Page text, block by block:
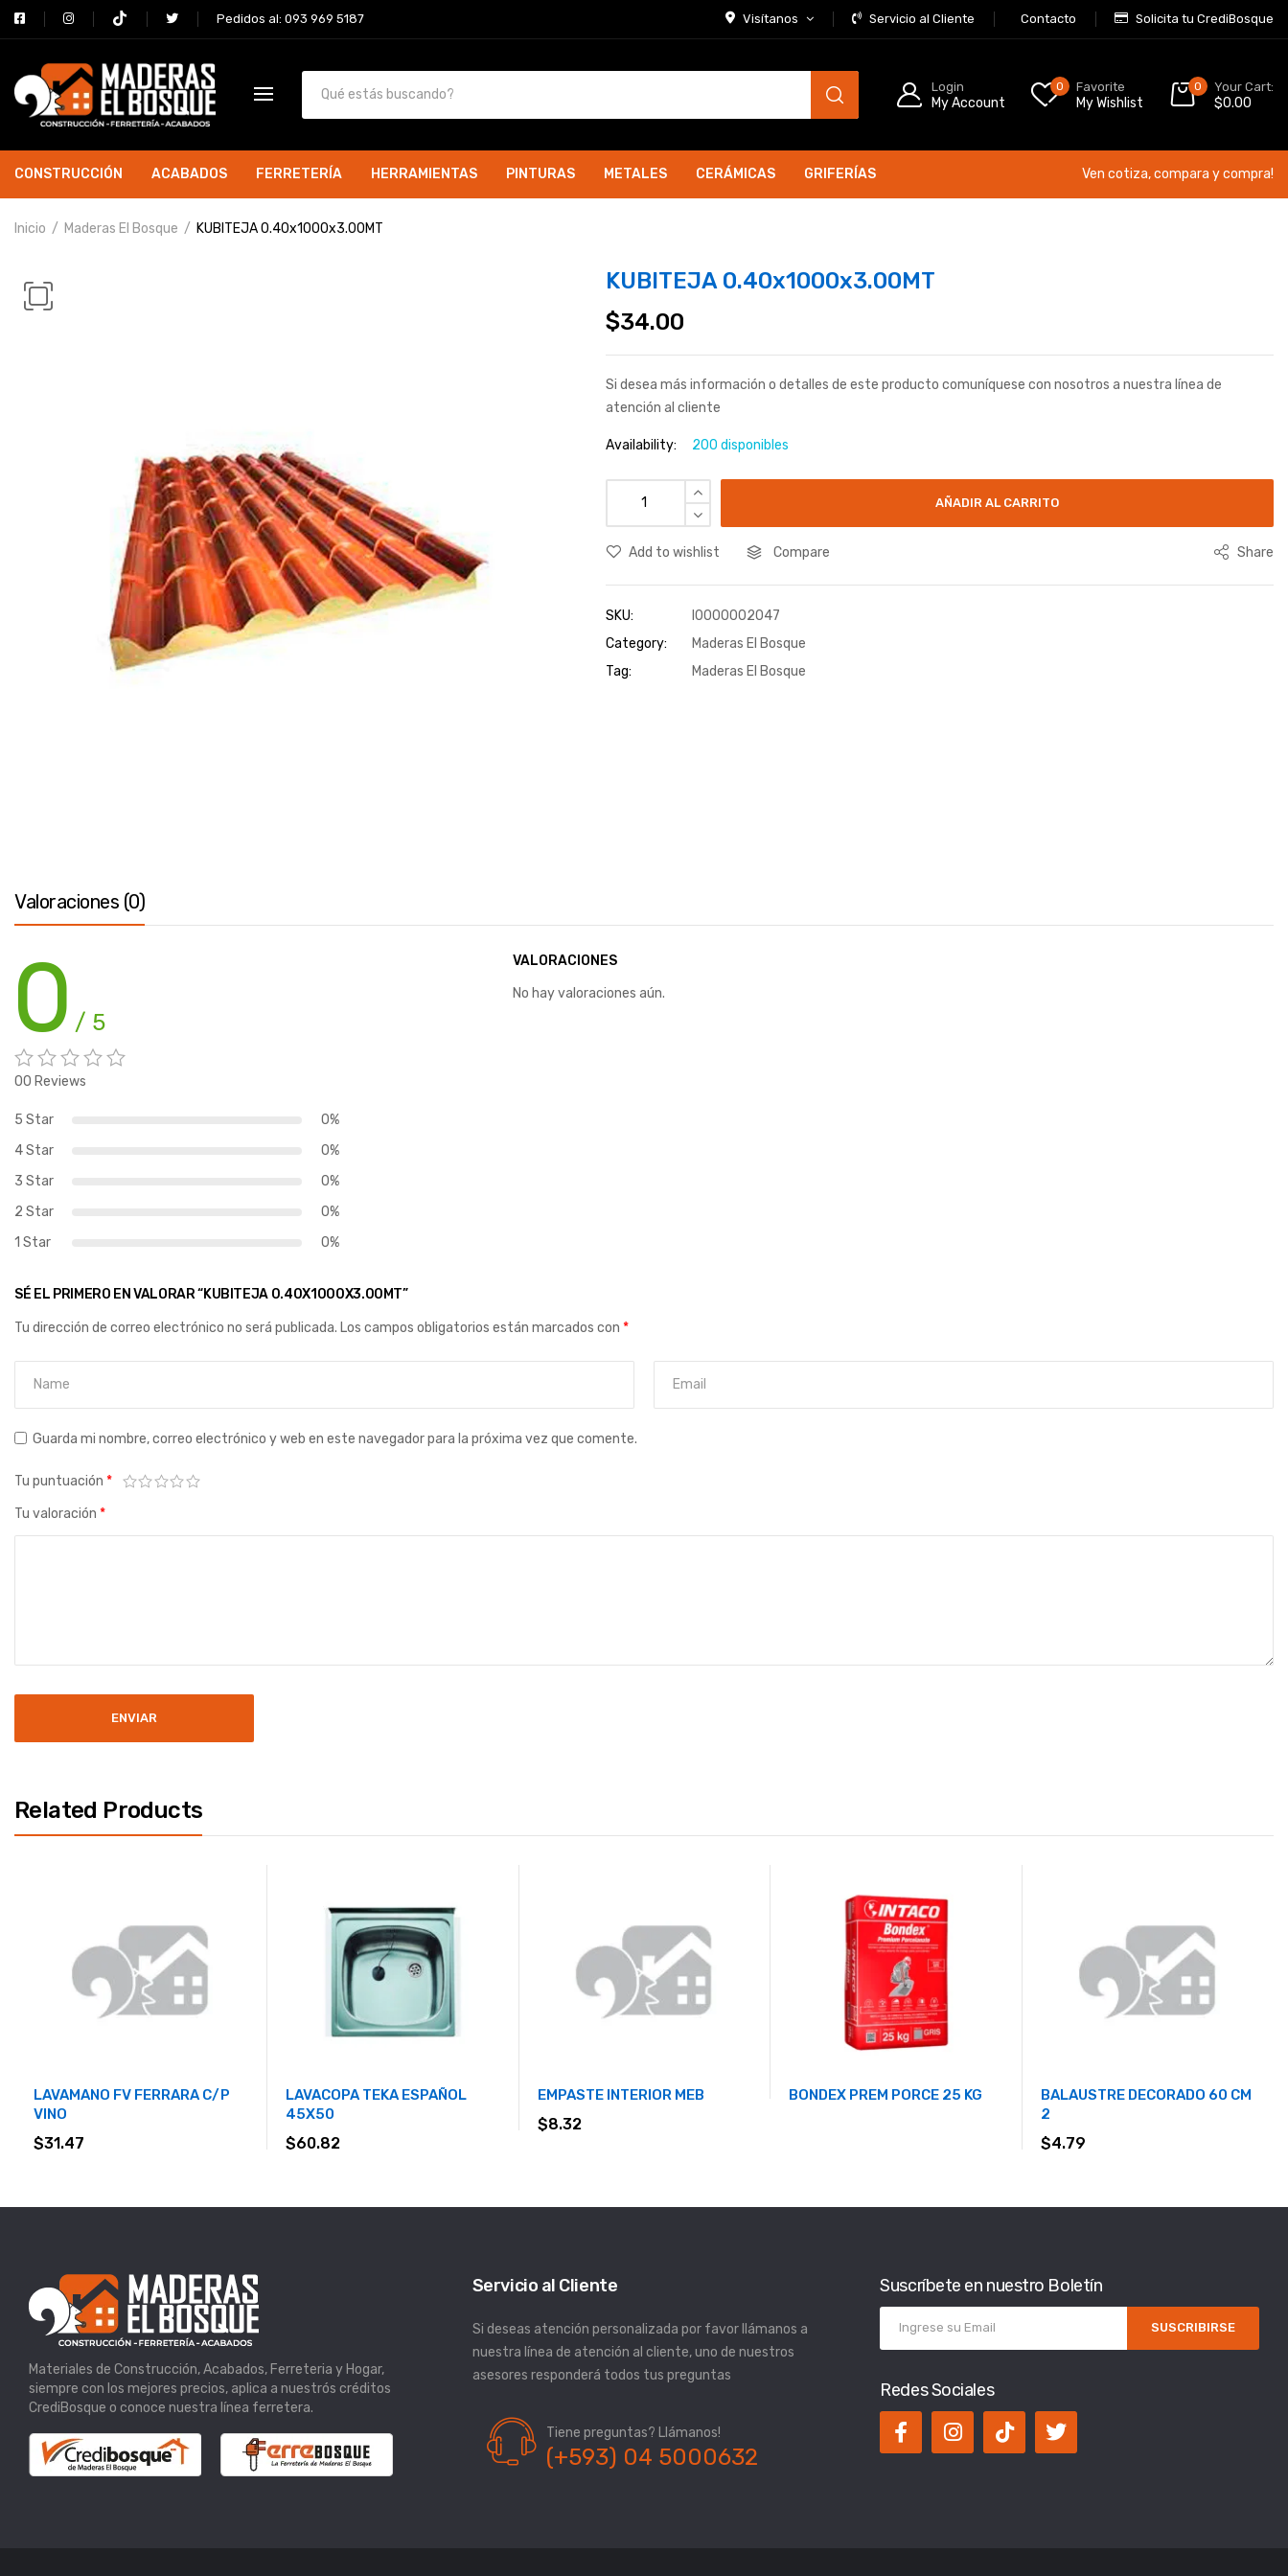
Pedidos al: 093 969 5187 Visítanos Servicio al Cliente Contacto Solicita tu CrediBosque
Login
My Account
0 Favorite
My Wishlist
0 Your Cart:
$0.00
CONSTRUCCIÓN ACABADOS FERRETERÍA HERRAMIENTAS PINTURAS METALES CERÁMICAS GRIFERÍAS Ven cotiza, compara y compra!
Inicio Maderas El Bosque KUBITEJA 0.40x1000x3.00MT
KUBITEJA 0.40x1000x3.00MT
$34.00
Si desea más información o detalles de este producto comuníquese con nosotros a nuestra línea de
atención al cliente
Availability: 200 disponibles
AÑADIR AL CARRITO
Add to wishlist Compare Share
SKU:
I0000002047
Category:
Maderas El Bosque
Tag:
Maderas El Bosque
Valoraciones (0)
0 / 5
00 Reviews
5 Star
0%
4 Star
0%
3 Star
0%
2 Star
0%
1 Star
0%
VALORACIONES
No hay valoraciones aún.
SÉ EL PRIMERO EN VALORAR “KUBITEJA 0.40X1000X3.00MT”
Tu dirección de correo electrónico no será publicada. Los campos obligatorios están marcados con *
Guarda mi nombre, correo electrónico y web en este navegador para la próxima vez que comente.
Tu puntuación *
Tu valoración *
Related Products
LAVAMANO FV FERRARA C/P
VINO
$31.47
LAVACOPA TEKA ESPAÑOL
45X50
$60.82
EMPASTE INTERIOR MEB
$8.32
BONDEX PREM PORCE 25 KG
BALAUSTRE DECORADO 60 CM
2
$4.79
Materiales de Construcción, Acabados, Ferreteria y Hogar,
siempre con los mejores precios, aplica a nuestrós créditos
CrediBosque o conoce nuestra línea ferretera.
Servicio al Cliente
Si deseas atención personalizada por favor llámanos a
nuestra línea de atención al cliente, uno de nuestros
asesores responderá todos tus preguntas
Tiene preguntas? Llámanos!
(+593) 04 5000632
Suscríbete en nuestro Boletín
SUSCRIBIRSE
Redes Sociales